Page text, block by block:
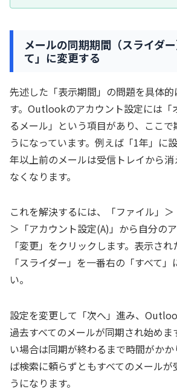
メールの同期期間（スライダ
て」に変更する
先述した「表示期間」の問題を具体
す。Outlookのアカウント設定には「
るメール」という項目があり、ここ
うになっています。例えば「1年」に
年以上前のメールは受信トレイから
なくなります。
これを解決するには、「ファイル」＞
＞「アカウント設定(A)」から自分の
「変更」をクリックします。表示さ
「スライダー」を一番右の「すべて
い。
設定を変更して「次へ」進み、
過去すべてのメールが同期され始めま
い場合は同期が終わるまで時間がか
ば検索に頼らずともすべてのメール
うになります。